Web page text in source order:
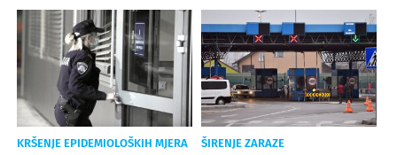
KRŠENJE EPIDEMIOLOŠKIH MJERA ŠIRENJE ZARAZE